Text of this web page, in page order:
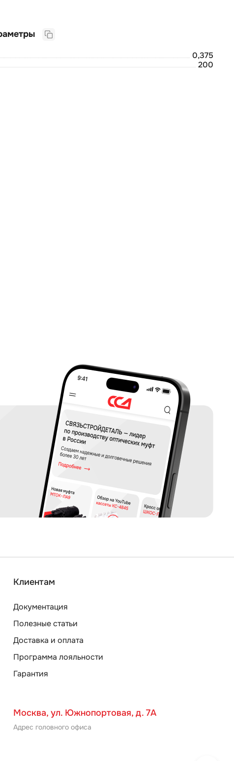
0,375
200
Клиентам
Документация
Полезные статьи
Доставка и оплата
Программа лояльности
Гарантия
Москва, ул. Южнопортовая, д. 7А
Адрес головного офиса